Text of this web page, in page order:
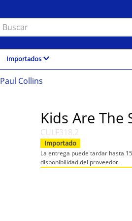
Importados
Collins
Kids Are The
CULF318.2
Importado
La entrega puede tardar hasta
disponibilidad del proveedor.